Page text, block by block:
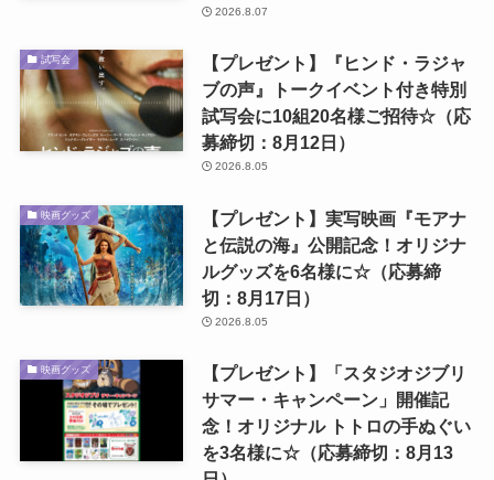
2026.8.07
試写会
【プレゼント】『ヒンド・ラジャ
ブの声』トークイベント付き特別
試写会に10組20名様ご招待☆（応
募締切：8月12日）
2026.8.05
映画グッズ
【プレゼント】実写映画『モアナ
と伝説の海』公開記念！オリジナ
ルグッズを6名様に☆（応募締
切：8月17日）
2026.8.05
映画グッズ
【プレゼント】「スタジオジブリ
サマー・キャンペーン」開催記
念！オリジナル トトロの手ぬぐい
を3名様に☆（応募締切：8月13